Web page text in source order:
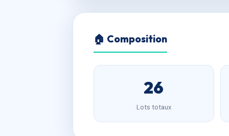
🏠 Composition
26
Lots totaux